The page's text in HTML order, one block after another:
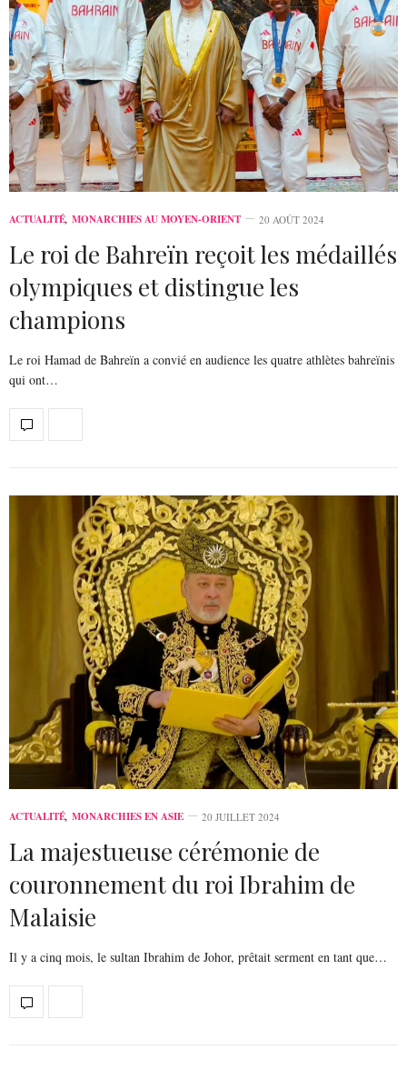
ACTUALITÉ, MONARCHIES AU MOYEN-ORIENT 20 AOÛT 2024
Le roi de Bahreïn reçoit les médaillés
olympiques et distingue les
champions
Le roi Hamad de Bahreïn a convié en audience les quatre athlètes bahreïnis
qui ont…
ACTUALITÉ, MONARCHIES EN ASIE 20 JUILLET 2024
La majestueuse cérémonie de
couronnement du roi Ibrahim de
Malaisie
Il y a cinq mois, le sultan Ibrahim de Johor, prêtait serment en tant que…